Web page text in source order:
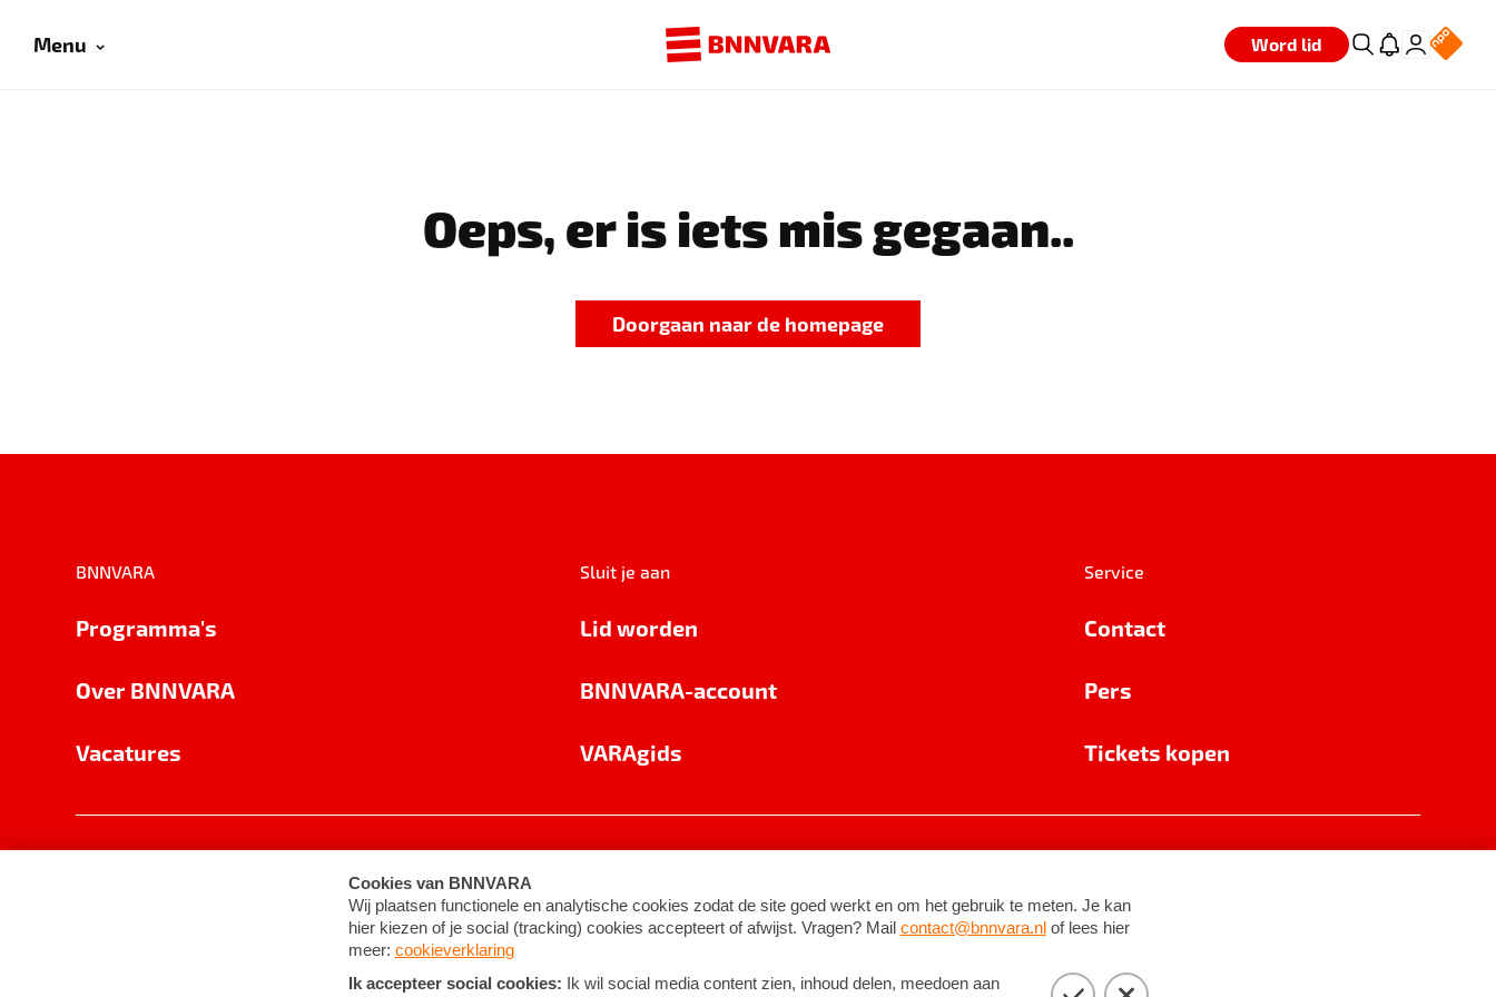
Menu Word lid
Oeps, er is iets mis gegaan..
Doorgaan naar de homepage
BNNVARA
Programma's
Over BNNVARA
Vacatures
Sluit je aan
Lid worden
BNNVARA-account
VARAgids
Service
Contact
Pers
Tickets kopen
Cookie-instellingen Algemene voorwaarden ©2026BNNVARA